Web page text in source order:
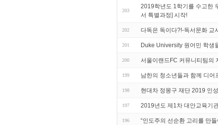
203
2019학년도 1학기를 수고한
서 특별과정] 시작!
202 다독은 독이다?!-독서문화 교
201 Duke University 원어민 학생
200 서울이랜드FC 커뮤니티팀의
199 남한의 청소년들과 함께 디
198 현대차 정몽구 재단 2019 인
197 2019년도 제1차 대안교육기
196 “인도주의 선순환 고리를 만